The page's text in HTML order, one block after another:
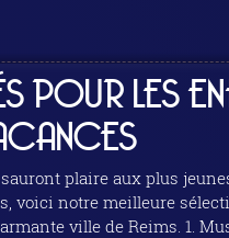
POUR LES
plaire aux plus
notre meilleure
1. Musikall karaoké : vivez une